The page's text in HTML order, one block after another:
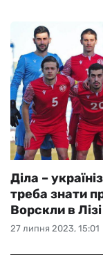
27 липня 2023, 15:01
Діла –
треба знати
Ворскли в